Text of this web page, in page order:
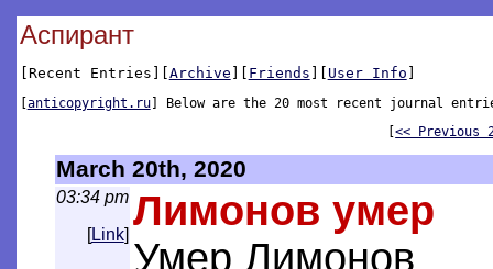
Аспирант
[Recent Entries][Archive ][ Friends ][ User Info ]
[anticopyright.ru] Below are the 20 most recent journal
[<< Previous
March 20th, 2020
03:34 pm
[Link]
Лимонов умер
Умер Лимонов